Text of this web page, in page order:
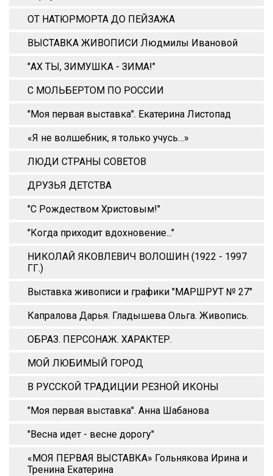
ОТ НАТЮРМОРТА ДО ПЕЙЗАЖА
ВЫСТАВКА ЖИВОПИСИ Людмилы Ивановой
"АХ ТЫ, ЗИМУШКА - ЗИМА!"
С МОЛЬБЕРТОМ ПО РОССИИ
"Моя первая выставка". Екатерина Листопад
«Я не волшебник, я только учусь…»
ЛЮДИ СТРАНЫ СОВЕТОВ
ДРУЗЬЯ ДЕТСТВА
"С Рождеством Христовым!"
"Когда приходит вдохновение..."
НИКОЛАЙ ЯКОВЛЕВИЧ ВОЛОШИН (1922 - 1997
ГГ.)
Выставка живописи и графики "МАРШРУТ № 27"
Капралова Дарья. Гладышева Ольга. Живопись.
ОБРАЗ. ПЕРСОНАЖ. ХАРАКТЕР.
МОЙ ЛЮБИМЫЙ ГОРОД
В РУССКОЙ ТРАДИЦИИ РЕЗНОЙ ИКОНЫ
"Моя первая выставка". Анна Шабанова
"Весна идет - весне дорогу"
«МОЯ ПЕРВАЯ ВЫСТАВКА» Гольнякова Ирина и
Тренина Екатерина